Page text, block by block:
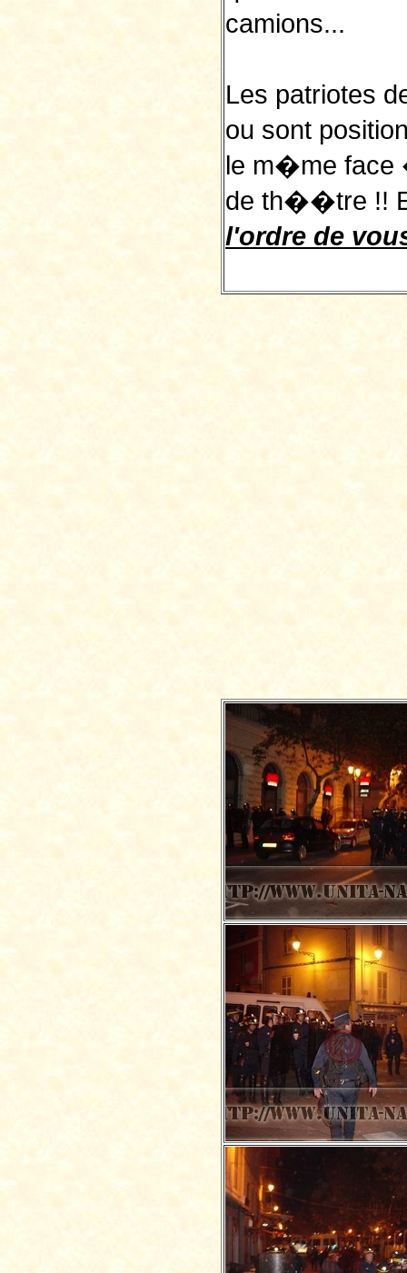
camions...
Les patriotes
ou sont
le m�me face
de th��tre !!
l'ordre de